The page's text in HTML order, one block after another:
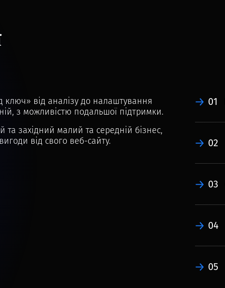
01
02
03
04
05
від аналізу до налаштування
з можливістю подальшої підтримки.
та західний малий та середній бізнес,
від свого веб-сайту.